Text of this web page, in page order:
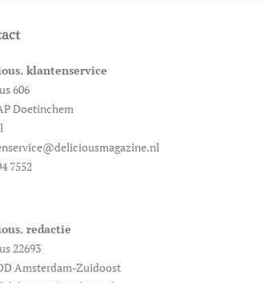
klantenservice
606
Doetinchem
7552
redactie
22693
Amsterdam-Zuidoost